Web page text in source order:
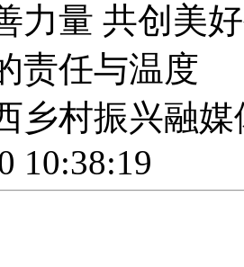
力量 共创美
责任与温度
乡村振兴融媒
10:38:19